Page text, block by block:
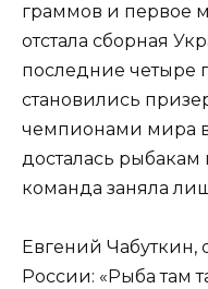
граммов и первое
отстала сборная
последние четыре
становились
чемпионами мира
досталась
команда заняла
Евгений Чабуткин,
России: «Рыба там